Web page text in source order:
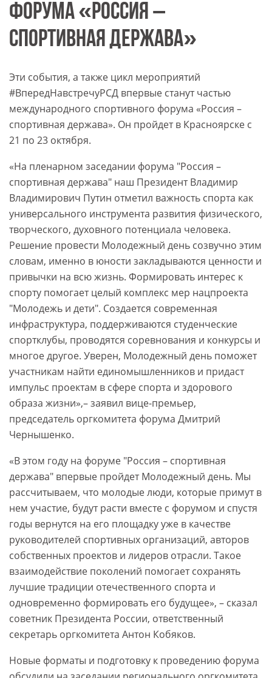
ФОРУМА «РОССИЯ –
СПОРТИВНАЯ ДЕРЖАВА»
Эти события, а также цикл мероприятий
#ВпередНавстречуРСД впервые станут частью
международного спортивного форума «Россия –
спортивная держава». Он пройдет в Красноярске с
21 по 23 октября.
«На пленарном заседании форума "Россия –
спортивная держава" наш Президент Владимир
Владимирович Путин отметил важность спорта как
универсального инструмента развития физического,
творческого, духовного потенциала человека.
Решение провести Молодежный день созвучно этим
словам, именно в юности закладываются ценности и
привычки на всю жизнь. Формировать интерес к
спорту помогает целый комплекс мер нацпроекта
"Молодежь и дети". Создается современная
инфраструктура, поддерживаются студенческие
спортклубы, проводятся соревнования и конкурсы и
многое другое. Уверен, Молодежный день поможет
участникам найти единомышленников и придаст
импульс проектам в сфере спорта и здорового
образа жизни»,– заявил вице-премьер,
председатель оргкомитета форума Дмитрий
Чернышенко.
«В этом году на форуме "Россия – спортивная
держава" впервые пройдет Молодежный день. Мы
рассчитываем, что молодые люди, которые примут в
нем участие, будут расти вместе с форумом и спустя
годы вернутся на его площадку уже в качестве
руководителей спортивных организаций, авторов
собственных проектов и лидеров отрасли. Такое
взаимодействие поколений помогает сохранять
лучшие традиции отечественного спорта и
одновременно формировать его будущее», – сказал
советник Президента России, ответственный
секретарь оргкомитета Антон Кобяков.
Новые форматы и подготовку к проведению форума